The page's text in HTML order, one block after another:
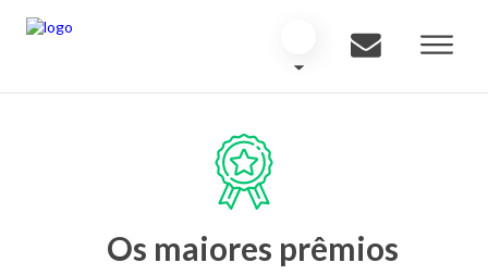
Os maiores prêmios